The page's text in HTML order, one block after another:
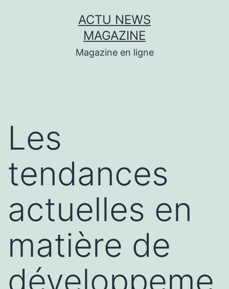
ACTU NEWS
MAGAZINE
Magazine en ligne
Les
tendances
actuelles en
matière de
développeme